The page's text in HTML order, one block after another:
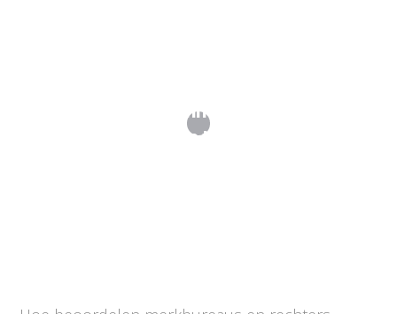
Merkovereenstemming: wanneer zijn
twee merken te gelijkend?